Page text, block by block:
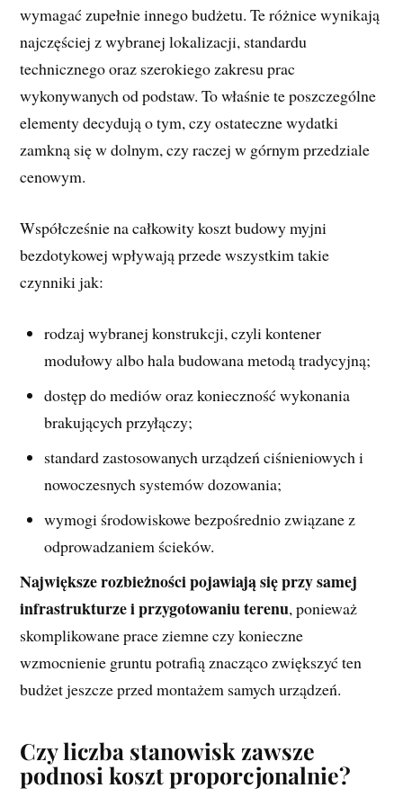
wymagać zupełnie innego budżetu. Te różnice wynikają
najczęściej z wybranej lokalizacji, standardu
technicznego oraz szerokiego zakresu prac
wykonywanych od podstaw. To właśnie te poszczególne
elementy decydują o tym, czy ostateczne wydatki
zamkną się w dolnym, czy raczej w górnym przedziale
cenowym.
Współcześnie na całkowity koszt budowy myjni
bezdotykowej wpływają przede wszystkim takie
czynniki jak:
rodzaj wybranej konstrukcji, czyli kontener
modułowy albo hala budowana metodą tradycyjną;
dostęp do mediów oraz konieczność wykonania
brakujących przyłączy;
standard zastosowanych urządzeń ciśnieniowych i
nowoczesnych systemów dozowania;
wymogi środowiskowe bezpośrednio związane z
odprowadzaniem ścieków.
Największe rozbieżności pojawiają się przy samej
infrastrukturze i przygotowaniu terenu, ponieważ
skomplikowane prace ziemne czy konieczne
wzmocnienie gruntu potrafią znacząco zwiększyć ten
budżet jeszcze przed montażem samych urządzeń.
Czy liczba stanowisk zawsze
podnosi koszt proporcjonalnie?